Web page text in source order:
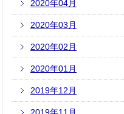
2020年04月
2020年03月
2020年02月
2020年01月
2019年12月